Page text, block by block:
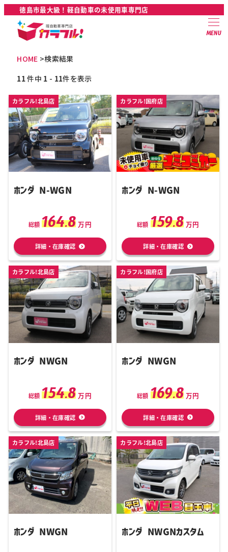
徳島市最大級！軽自動車の未使用車専門店
MENU
HOME >検索結果
11件中 1 - 11件を表示
カラフル!北島店
ホンダ N-WGN
総額 164.8 万円
詳細・在庫確認
カラフル!国府店
ホンダ N-WGN
総額 159.8 万円
詳細・在庫確認
カラフル!北島店
ホンダ NWGN
総額 154.8 万円
詳細・在庫確認
カラフル!国府店
ホンダ NWGN
総額 169.8 万円
詳細・在庫確認
カラフル!北島店
ホンダ NWGN
カラフル!北島店
ホンダ NWGNカスタム